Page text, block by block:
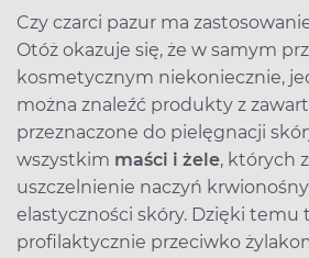
Czy czarci pazur ma
Otóż okazuje się, że w samym
kosmetycznym niekoniecznie,
można znaleźć produkty z
przeznaczone do pielęgnacji
wszystkim maści i żele, których
uszczelnienie naczyń
elastyczności skóry. Dzięki temu
profilaktycznie przeciwko